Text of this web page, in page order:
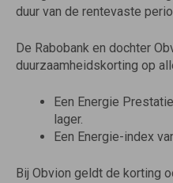
duur van de rentevaste
De Rabobank en dochter
duurzaamheidskorting op
Een Energie
lager.
Een Energie-index
Bij Obvion geldt de korting